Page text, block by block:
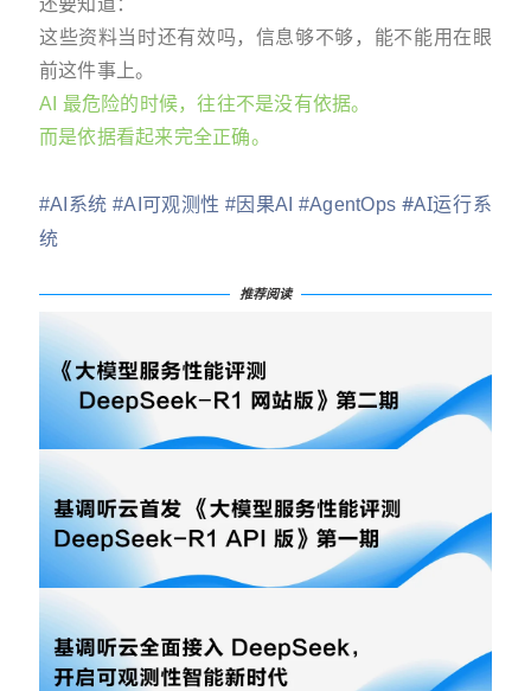
这些资料当时还有效吗，信息够不够，能不能用在眼
前这件事上。
AI 最危险的时候，往往不是没有依据。
而是依据看起来完全正确。
#AI系统 #AI可观测性 #因果AI #AgentOps #AI运行系
统
推荐阅读